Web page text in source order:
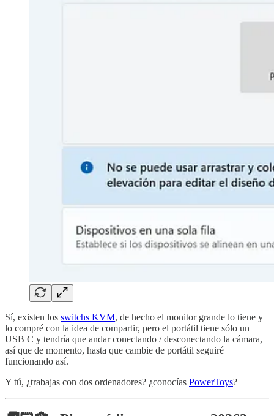
Sí, existen los switchs KVM, de hecho el monitor grande lo tiene y
lo compré con la idea de compartir, pero el portátil tiene sólo un
USB C y tendría que andar conectando / desconectando la cámara,
así que de momento, hasta que cambie de portátil seguiré
funcionando así.
Y tú, ¿trabajas con dos ordenadores? ¿conocías PowerToys?